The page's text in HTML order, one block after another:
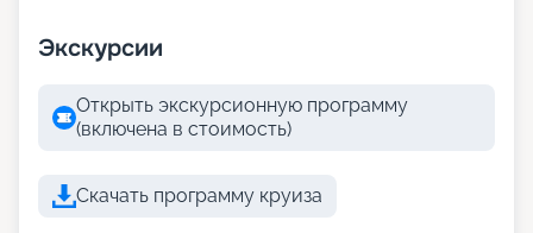
Экскурсии
Открыть экскурсионную программу
(включена в стоимость)
Скачать программу круиза